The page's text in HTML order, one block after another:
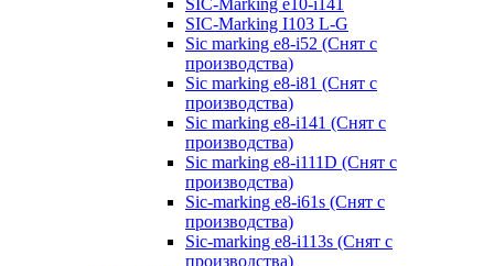
SIC-Marking e10-i141
SIC-Marking I103 L-G
Sic marking e8-i52 (Снят с
производства)
Sic marking e8-i81 (Снят с
производства)
Sic marking e8-i141 (Снят с
производства)
Sic marking e8-i111D (Снят с
производства)
Sic-marking e8-i61s (Снят с
производства)
Sic-marking e8-i113s (Снят с
производства)